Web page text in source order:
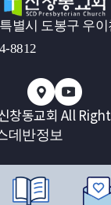
별시 도봉구 우이
8812
창동교회 All
데반정보